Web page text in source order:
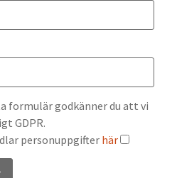
formulär godkänner du att vi
GDPR.
personuppgifter här